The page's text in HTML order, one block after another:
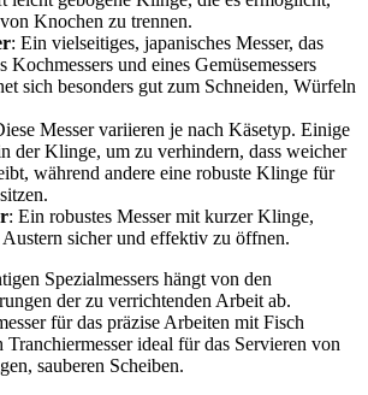
Knochen zu trennen.
: Ein vielseitiges, japanisches Messer, das
Kochmessers und eines Gemüsemessers
sich besonders gut zum Schneiden, Würfeln
Messer variieren je nach Käsetyp. Einige
der Klinge, um zu verhindern, dass weicher
während andere eine robuste Klinge für
: Ein robustes Messer mit kurzer Klinge,
sicher und effektiv zu öffnen.
Spezialmessers hängt von den
der zu verrichtenden Arbeit ab.
für das präzise Arbeiten mit Fisch
Tranchiermesser ideal für das Servieren von
sauberen Scheiben.